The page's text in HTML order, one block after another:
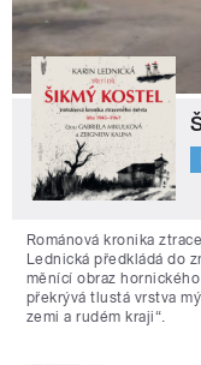
Románová kronika
Lednická předkládá do
měnící obraz
překrývá tlustá vrstva
zemi a rudém kraji“.